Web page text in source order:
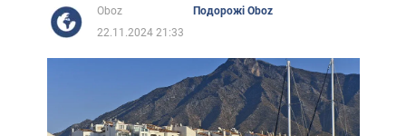
Oboz
Подорожі Oboz
22.11.2024 21:33